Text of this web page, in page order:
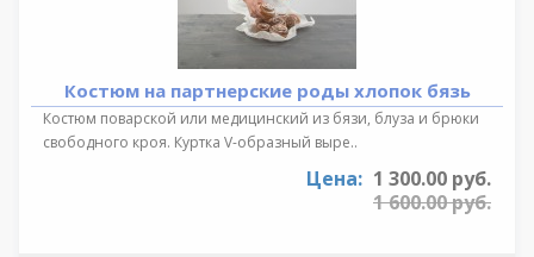
Костюм на партнерские роды хлопок бязь
Костюм поварской или медицинский из бязи, блуза и брюки
свободного кроя. Куртка V-образный выре..
Цена: 1 300.00 руб.
1 600.00 руб.